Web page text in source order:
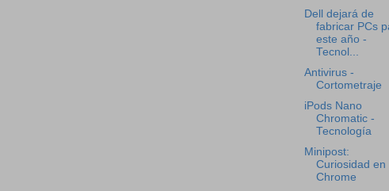
Dell dejará de
fabricar PCs
este año -
Tecnol...
Antivirus -
Cortometraje
iPods Nano
Chromatic -
Tecnología
Minipost:
Curiosidad en
Chrome